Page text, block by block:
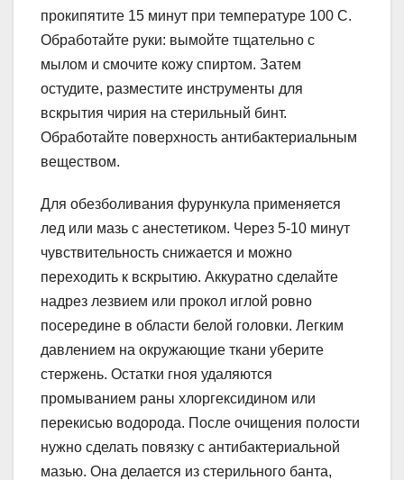
прокипятите 15 минут при температуре 100 С.
Обработайте руки: вымойте тщательно с
мылом и смочите кожу спиртом. Затем
остудите, разместите инструменты для
вскрытия чирия на стерильный бинт.
Обработайте поверхность антибактериальным
веществом.
Для обезболивания фурункула применяется
лед или мазь с анестетиком. Через 5-10 минут
чувствительность снижается и можно
переходить к вскрытию. Аккуратно сделайте
надрез лезвием или прокол иглой ровно
посередине в области белой головки. Легким
давлением на окружающие ткани уберите
стержень. Остатки гноя удаляются
промыванием раны хлоргексидином или
перекисью водорода. После очищения полости
нужно сделать повязку с антибактериальной
мазью. Она делается из стерильного банта,